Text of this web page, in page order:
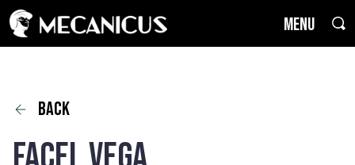
MENU
back